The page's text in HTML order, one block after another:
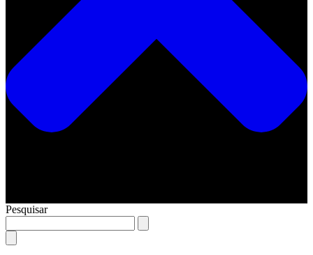
Pesquisar